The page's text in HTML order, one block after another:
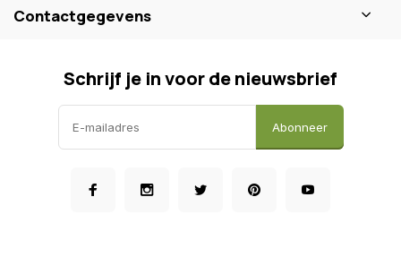
Contactgegevens
Schrijf je in voor de nieuwsbrief
Abonneer